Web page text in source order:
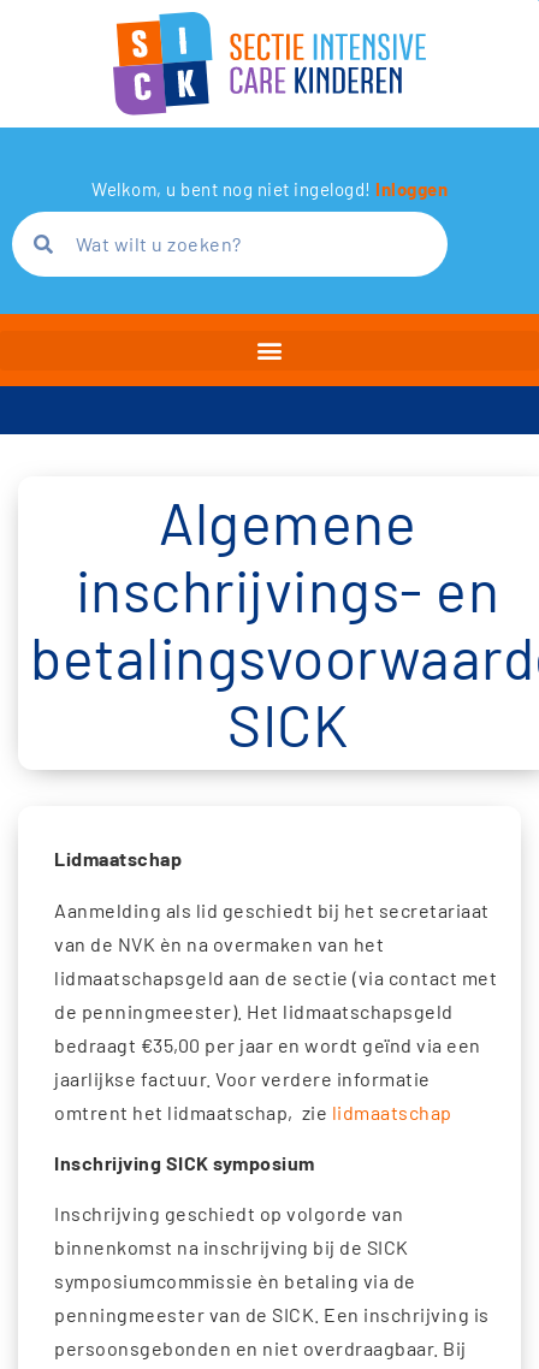
Welkom, u bent nog niet ingelogd! Inloggen
Algemene
inschrijvings- en
SICK
Lidmaatschap
Aanmelding als lid geschiedt bij het secretariaat
van de NVK èn na overmaken van het
lidmaatschapsgeld aan de sectie (via contact met
de penningmeester). Het lidmaatschapsgeld
bedraagt €35,00 per jaar en wordt geïnd via een
jaarlijkse factuur. Voor verdere informatie
omtrent het lidmaatschap, zie lidmaatschap
Inschrijving SICK symposium
Inschrijving geschiedt op volgorde van
binnenkomst na inschrijving bij de SICK
symposiumcommissie èn betaling via de
penningmeester van de SICK. Een inschrijving is
persoonsgebonden en niet overdraagbaar. Bij